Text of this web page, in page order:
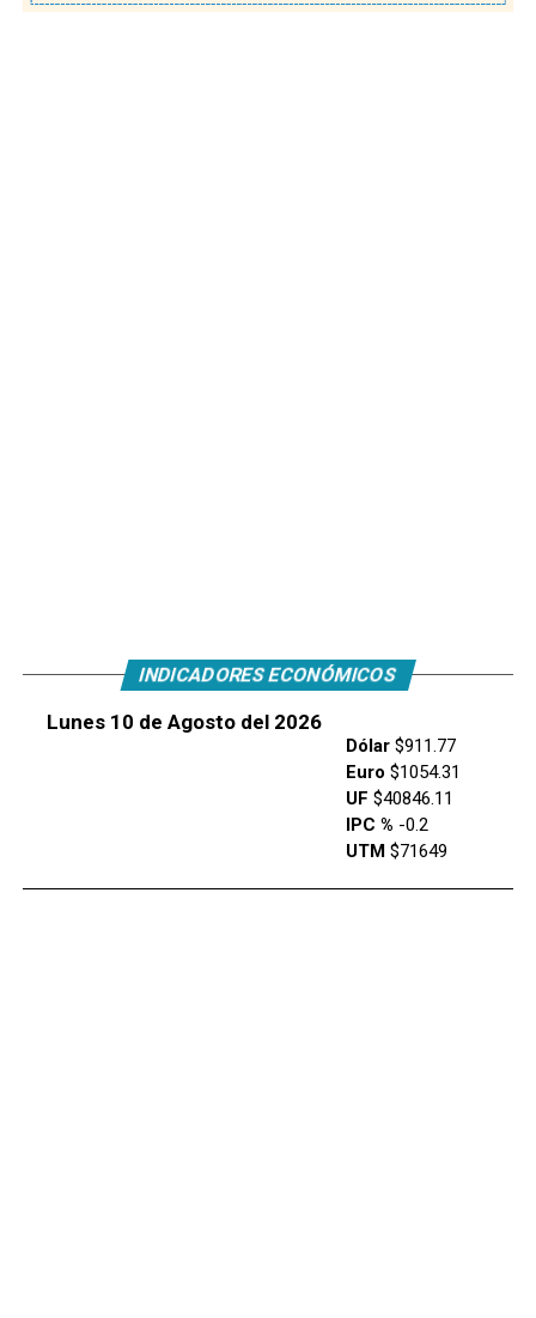
INDICADORES ECONÓMICOS
Lunes 10 de Agosto del 2026
Dólar$911.77
Euro $1054.31
UF $40846.11
IPC % -0.2
UTM $71649